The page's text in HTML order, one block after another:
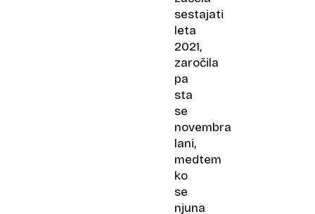
sestajati
leta
2021,
zaročila
pa
sta
se
novembra
lani,
medtem
ko
se
njuna